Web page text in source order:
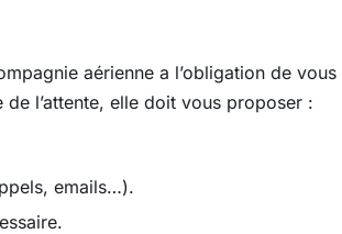
aérienne a l’obligation de vous
de l’attente, elle doit vous proposer :
emails…).